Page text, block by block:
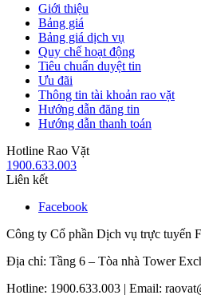
Giới thiệu
Bảng giá
Bảng giá dịch vụ
Quy chế hoạt động
Tiêu chuẩn duyệt tin
Ưu đãi
Thông tin tài khoản rao vặt
Hướng dẫn đăng tin
Hướng dẫn thanh toán
Hotline Rao Vặt
1900.633.003
Liên kết
Facebook
Công ty Cổ phần Dịch vụ trực tuyến
Địa chỉ: Tầng 6 – Tòa nhà Tower
Hotline: 1900.633.003 | Email: